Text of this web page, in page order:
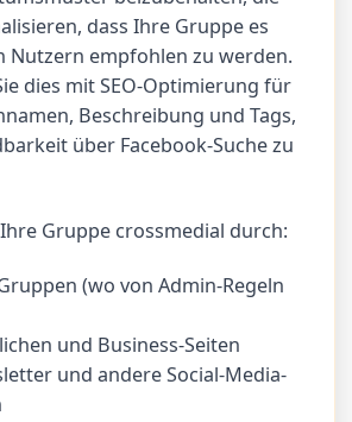
dass Ihre Gruppe es
Nutzern empfohlen zu werden.
dies mit SEO-Optimierung für
Beschreibung und Tags,
über Facebook-Suche zu
Gruppe crossmedial durch:
(wo von Admin-Regeln
und Business-Seiten
und andere Social-Media-